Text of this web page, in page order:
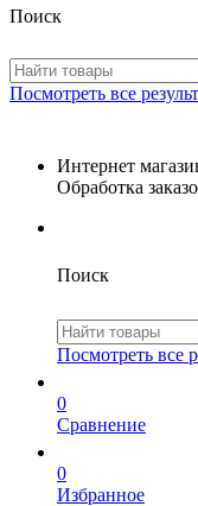
Поиск
Посмотреть все
Интернет
Обработка
Поиск
Посмотреть все
0
Сравнение
0
Избранное